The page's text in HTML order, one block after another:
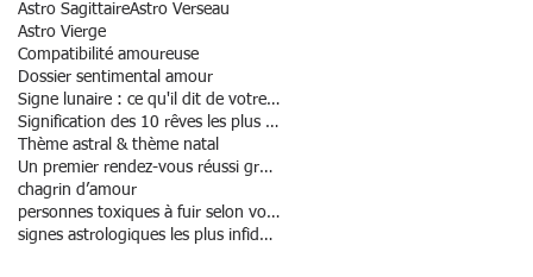
Astro SagittaireAstro Verseau
Astro Vierge
Compatibilité amoureuse
Dossier sentimental amour
Signe lunaire : ce qu'il dit de votre personnalité
Signification des 10 rêves les plus courants
Thème astral & thème natal
Un premier rendez-vous réussi grâce à l’astrologie
chagrin d’amour
personnes toxiques à fuir selon votre signe
signes astrologiques les plus infidèles ?